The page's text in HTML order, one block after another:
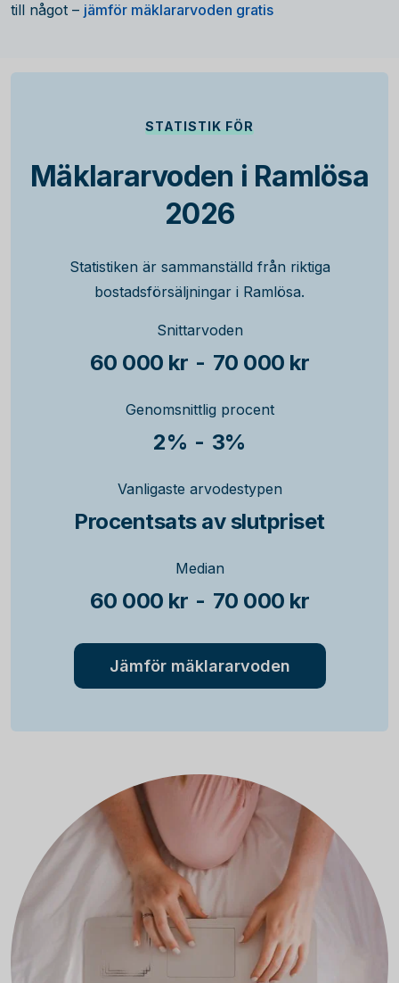
till något – jämför mäklararvoden gratis
STATISTIK FÖR
Mäklararvoden i Ramlösa
2026
Statistiken är sammanställd från riktiga
bostadsförsäljningar i Ramlösa.
Snittarvoden
60 000 kr - 70 000 kr
Genomsnittlig procent
2% - 3%
Vanligaste arvodestypen
Procentsats av slutpriset
Median
60 000 kr - 70 000 kr
Jämför mäklararvoden